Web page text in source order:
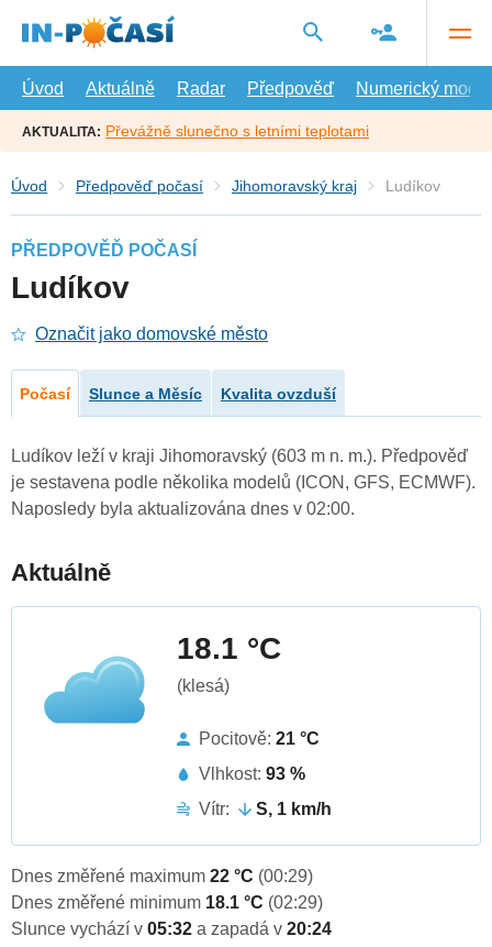
hlavní
Úvod
Aktuálně Radar Předpověď Numerický model
AKTUALITA: Převážně slunečno s letními teplotami
Úvod Předpověď počasí Jihomoravský kraj Ludíkov
PŘEDPOVĚĎ POČASÍ
Ludíkov
Označit jako domovské město
Počasí Slunce a Měsíc Kvalita ovzduší
Ludíkov leží v kraji Jihomoravský (603 m n. m.). Předpověď
je sestavena podle několika modelů (ICON, GFS, ECMWF).
Naposledy byla aktualizována dnes v 02:00.
Aktuálně
18.1 °C
(klesá)
Pocitově: 21 °C
Vlhkost: 93 %
Vítr:
S, 1 km/h
Dnes změřené maximum 22 °C (00:29)
Dnes změřené minimum 18.1 °C (02:29)
Slunce vychází v 05:32 a zapadá v 20:24